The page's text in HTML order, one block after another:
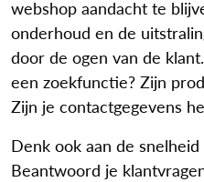
webshop aandacht te
onderhoud en de
door de ogen van de
een zoekfunctie? Zijn
Zijn je contactgegevens
Denk ook aan de
Beantwoord je